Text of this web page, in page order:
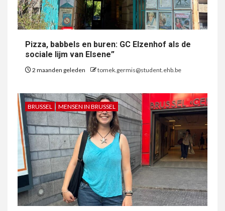
Pizza, babbels en buren: GC Elzenhof als de
sociale lijm van Elsene”
2 maanden geleden tomek.germis@student.ehb.be
BRUSSEL MENSEN IN BRUSSEL